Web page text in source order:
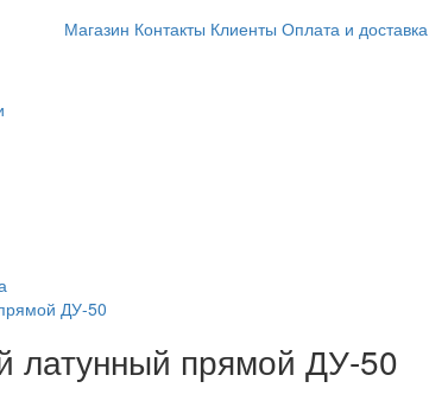
Магазин Контакты Клиенты Оплата и доставка
ДУ-50
латунный прямой ДУ-50